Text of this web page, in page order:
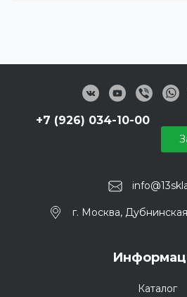
+7 (926) 034-10-00
г. Москва, Дубнинская
Каталог